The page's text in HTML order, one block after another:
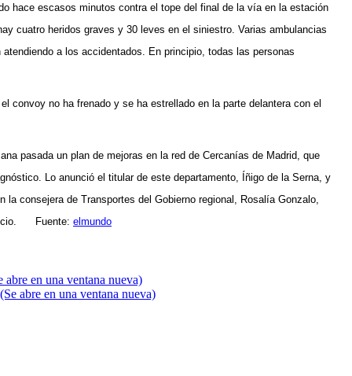
hace escasos minutos contra el tope del final de la vía en la estación
cuatro heridos graves y 30 leves en el siniestro. Varias ambulancias
a los accidentados. En principio, todas las personas
el convoy no ha frenado y se ha estrellado en la parte delantera con el
pasada un plan de mejoras en la red de Cercanías de Madrid , que
Lo anunció el titular de este departamento, Íñigo de la Serna, y
la consejera de Transportes del Gobierno regional, Rosalía Gonzalo,
Fuente: elmundo
en una ventana nueva)
abre en una ventana nueva)